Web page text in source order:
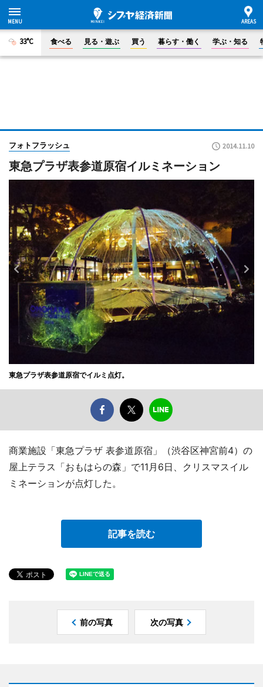
33°C 食べる 見る・遊ぶ 買う 暮らす・働く 学ぶ・知る
フォトフラッシュ 2014.11.10
東急プラザ表参道原宿イルミネーション
東急プラザ表参道原宿でイルミ点灯。
商業施設「東急プラザ 表参道原宿」（渋谷区神宮前4）の
屋上テラス「おもはらの森」で11月6日、クリスマスイル
ミネーションが点灯した。
記事を読む
前の写真 次の写真